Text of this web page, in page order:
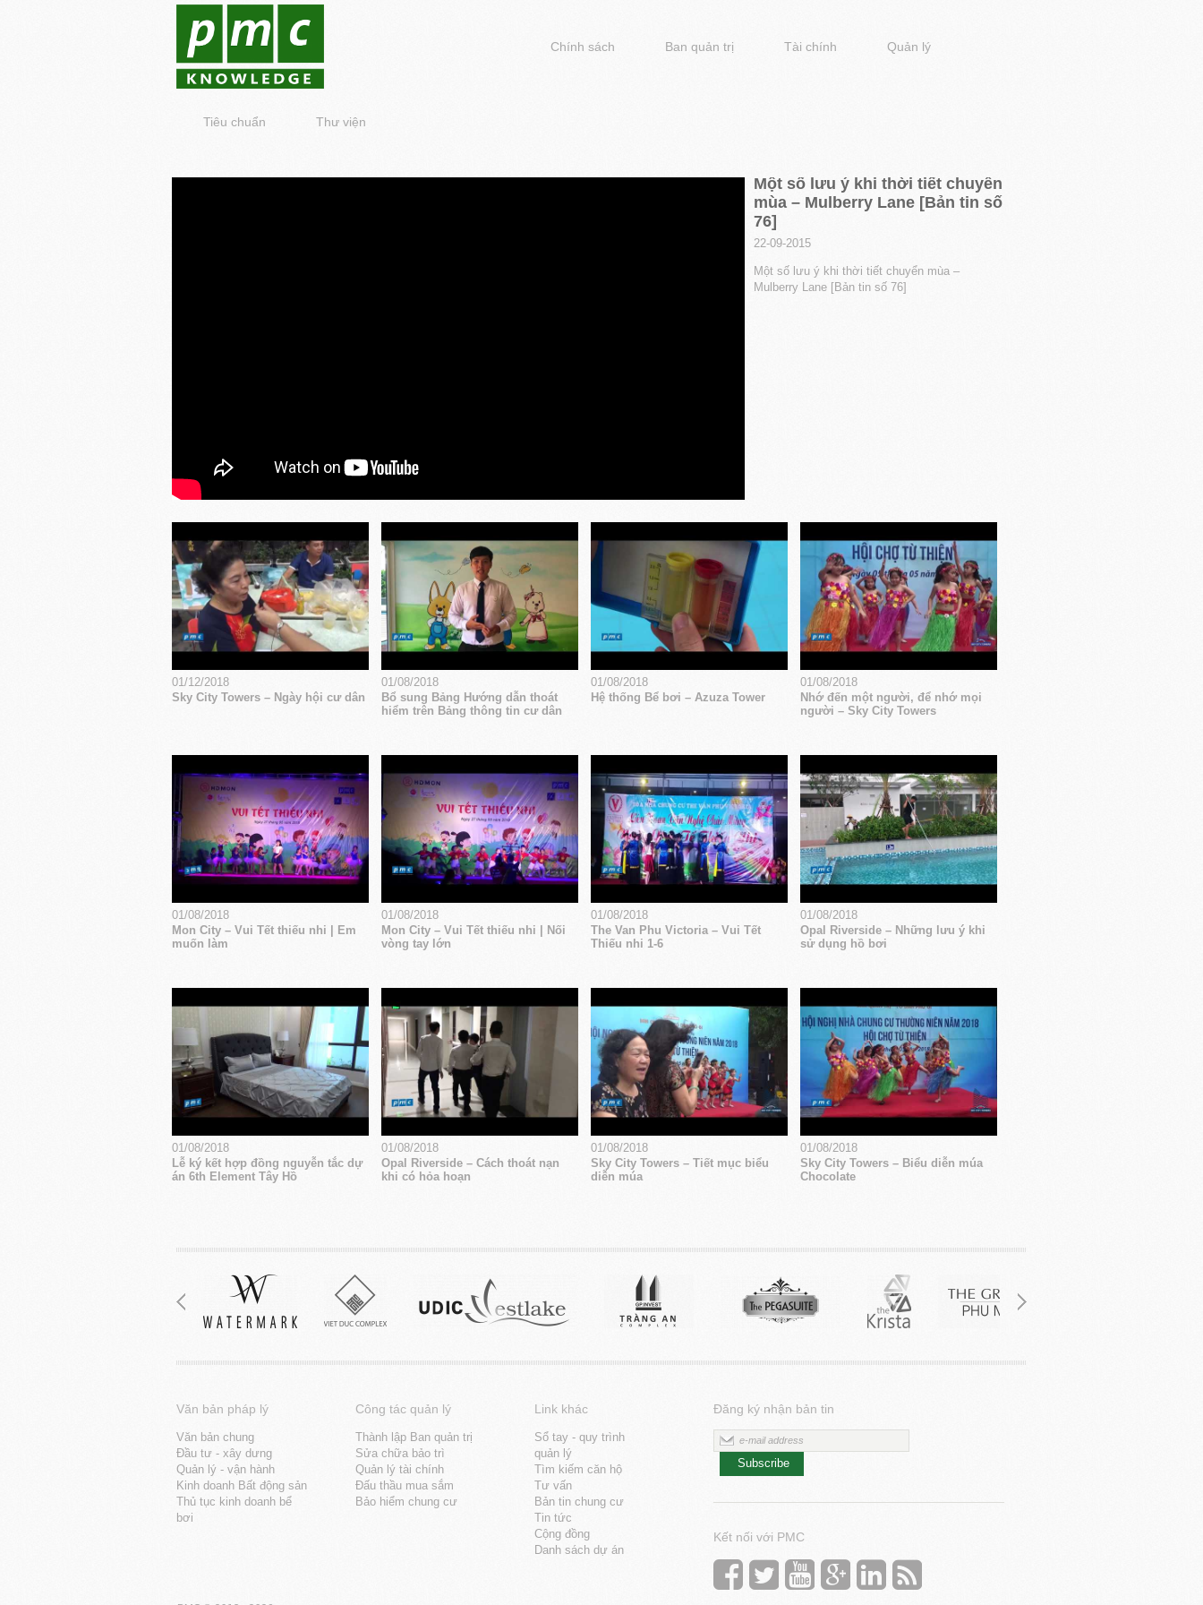
Chính sách Ban quản trị Tài chính Quản lý
Tiêu chuẩn Thư viện
Một số lưu ý khi thời tiết chuyển
mùa – Mulberry Lane [Bản tin số
76]
22-09-2015
Một số lưu ý khi thời tiết chuyển mùa –
Mulberry Lane [Bản tin số 76]
01/12/2018
Sky City Towers – Ngày hội cư dân
01/08/2018
Bổ sung Bảng Hướng dẫn thoát
hiểm trên Bảng thông tin cư dân
01/08/2018
Hệ thống Bể bơi – Azuza Tower
01/08/2018
Nhớ đến một người, để nhớ mọi
người – Sky City Towers
01/08/2018
Mon City – Vui Tết thiếu nhi | Em
muốn làm
01/08/2018
Mon City – Vui Tết thiếu nhi | Nối
vòng tay lớn
01/08/2018
The Van Phu Victoria – Vui Tết
Thiếu nhi 1-6
01/08/2018
Opal Riverside – Những lưu ý khi
sử dụng hồ bơi
01/08/2018
Lễ ký kết hợp đồng nguyễn tắc dự
án 6th Element Tây Hồ
01/08/2018
Opal Riverside – Cách thoát nạn
khi có hỏa hoạn
01/08/2018
Sky City Towers – Tiết mục biểu
diễn múa
01/08/2018
Sky City Towers – Biểu diễn múa
Chocolate
Văn bản pháp lý
Văn bản chung
Đầu tư - xây dưng
Quản lý - vận hành
Kinh doanh Bất động sản
Thủ tục kinh doanh bể
bơi
Công tác quản lý
Thành lập Ban quản trị
Sửa chữa bảo trì
Quản lý tài chính
Đấu thầu mua sắm
Bảo hiểm chung cư
Link khác
Sổ tay - quy trình
quản lý
Tìm kiếm căn hộ
Tư vấn
Bản tin chung cư
Tin tức
Cộng đồng
Danh sách dự án
Đăng ký nhận bản tin
Subscribe
Kết nối với PMC